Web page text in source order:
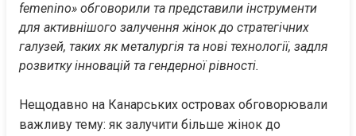
femenino» обговорили та представили інструменти
для активнішого залучення жінок до стратегічних
галузей, таких як металургія та нові технології, задля
розвитку інновацій та гендерної рівності.
Нещодавно на Канарських островах обговорювали
важливу тему: як залучити більше жінок до